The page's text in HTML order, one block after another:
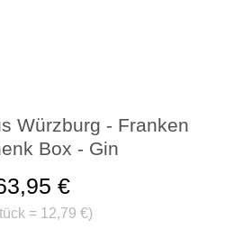
Würzburg - Franken
Box - Gin
= 12,79 €)
€